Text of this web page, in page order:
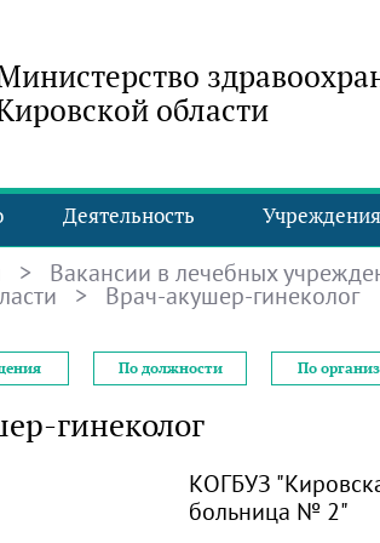
области
Деятельность Учреждения
> Вакансии в лечебных
> Врач-акушер-гинеколог
По должности По
гинеколог
КОГБУЗ
больница № 2"